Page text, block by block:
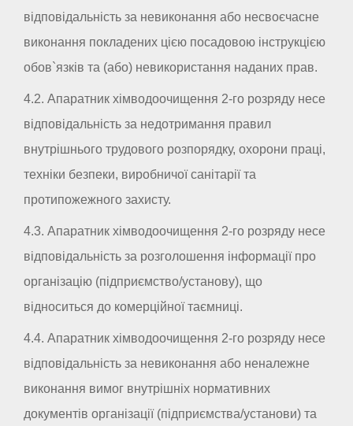
відповідальність за невиконання або несвоєчасне
виконання покладених цією посадовою інструкцією
обов`язків та (або) невикористання наданих прав.
4.2. Апаратник хімводоочищення 2-го розряду несе
відповідальність за недотримання правил
внутрішнього трудового розпорядку, охорони праці,
техніки безпеки, виробничої санітарії та
протипожежного захисту.
4.3. Апаратник хімводоочищення 2-го розряду несе
відповідальність за розголошення інформації про
організацію (підприємство/установу), що
відноситься до комерційної таємниці.
4.4. Апаратник хімводоочищення 2-го розряду несе
відповідальність за невиконання або неналежне
виконання вимог внутрішніх нормативних
документів організації (підприємства/установи) та